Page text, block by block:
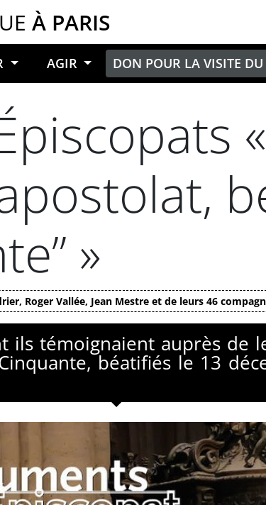
À PARIS
AGIR DON POUR LA VISITE DU
»
Roger Vallée, Jean Mestre et de leurs 46
ils témoignaient auprès de
béatifiés le 13